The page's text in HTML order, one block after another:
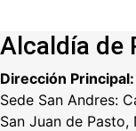
Alcaldía de
Dirección Principal:
Sede San Andres:
San Juan de